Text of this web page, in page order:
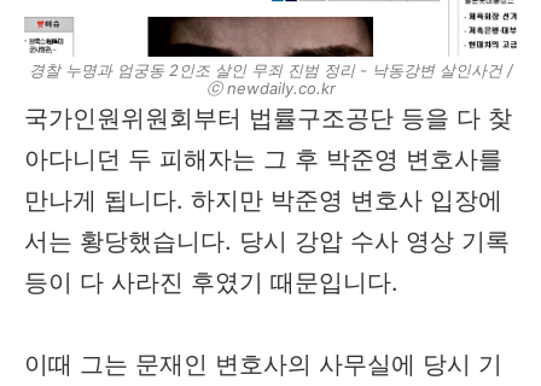
경찰 누명과 엄궁동 2인조 살인 무죄 진범 정리 - 낙동강변 살인사건 /
ⓒ newdaily.co.kr
국가인원위원회부터 법률구조공단 등을 다 찾
아다니던 두 피해자는 그 후 박준영 변호사를
만나게 됩니다. 하지만 박준영 변호사 입장에
서는 황당했습니다. 당시 강압 수사 영상 기록
등이 다 사라진 후였기 때문입니다.
이때 그는 문재인 변호사의 사무실에 당시 기